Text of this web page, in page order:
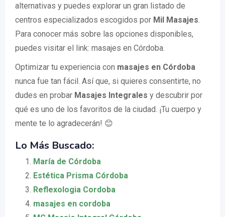
alternativas y puedes explorar un gran listado de
centros especializados escogidos por Mil Masajes
Para conocer más sobre las opciones disponibles,
puedes visitar el link: masajes en Córdoba.
Optimizar tu experiencia con masajes en Córdoba
nunca fue tan fácil. Así que, si quieres consentirte, no
dudes en probar Masajes Integrales y descubrir por
qué es uno de los favoritos de la ciudad. ¡Tu cuerpo y
mente te lo agradecerán! 😊
Lo Más Buscado:
María de Córdoba
Estética Prisma Córdoba
Reflexologia Cordoba
masajes en cordoba